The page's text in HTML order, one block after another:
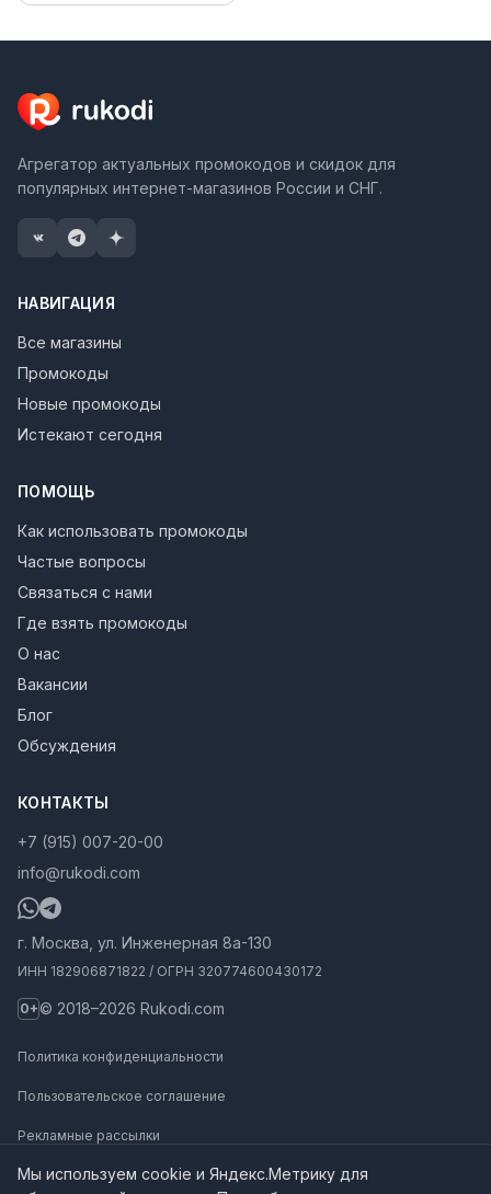
Агрегатор актуальных промокодов и скидок для
популярных интернет-магазинов России и СНГ.
НАВИГАЦИЯ
Все магазины
Промокоды
Новые промокоды
Истекают сегодня
ПОМОЩЬ
Как использовать промокоды
Частые вопросы
Связаться с нами
Где взять промокоды
О нас
Вакансии
Блог
Обсуждения
КОНТАКТЫ
+7 (915) 007-20-00
info@rukodi.com
г. Москва, ул. Инженерная 8а-130
ИНН 182906871822 / ОГРН 320774600430172
0+© 2018–2026 Rukodi.com
Политика конфиденциальности
Пользовательское соглашение
Рекламные рассылки
Карта сайта
Мы используем cookie и Яндекс.Метрику для